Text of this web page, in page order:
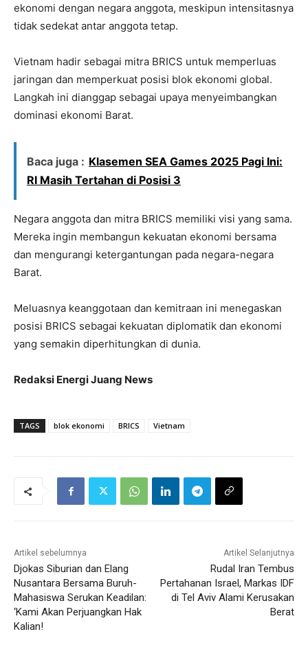
ekonomi dengan negara anggota, meskipun intensitasnya
tidak sedekat antar anggota tetap.
Vietnam hadir sebagai mitra BRICS untuk memperluas
jaringan dan memperkuat posisi blok ekonomi global.
Langkah ini dianggap sebagai upaya menyeimbangkan
dominasi ekonomi Barat.
Baca juga : Klasemen SEA Games 2025 Pagi Ini:
RI Masih Tertahan di Posisi 3
Negara anggota dan mitra BRICS memiliki visi yang sama.
Mereka ingin membangun kekuatan ekonomi bersama
dan mengurangi ketergantungan pada negara-negara
Barat.
Meluasnya keanggotaan dan kemitraan ini menegaskan
posisi BRICS sebagai kekuatan diplomatik dan ekonomi
yang semakin diperhitungkan di dunia.
Redaksi Energi Juang News
TAGS blok ekonomi BRICS Vietnam
Artikel sebelumnya
Djokas Siburian dan Elang
Nusantara Bersama Buruh-
Mahasiswa Serukan Keadilan:
‘Kami Akan Perjuangkan Hak
Kalian!
Artikel Selanjutnya
Rudal Iran Tembus
Pertahanan Israel, Markas IDF
di Tel Aviv Alami Kerusakan
Berat